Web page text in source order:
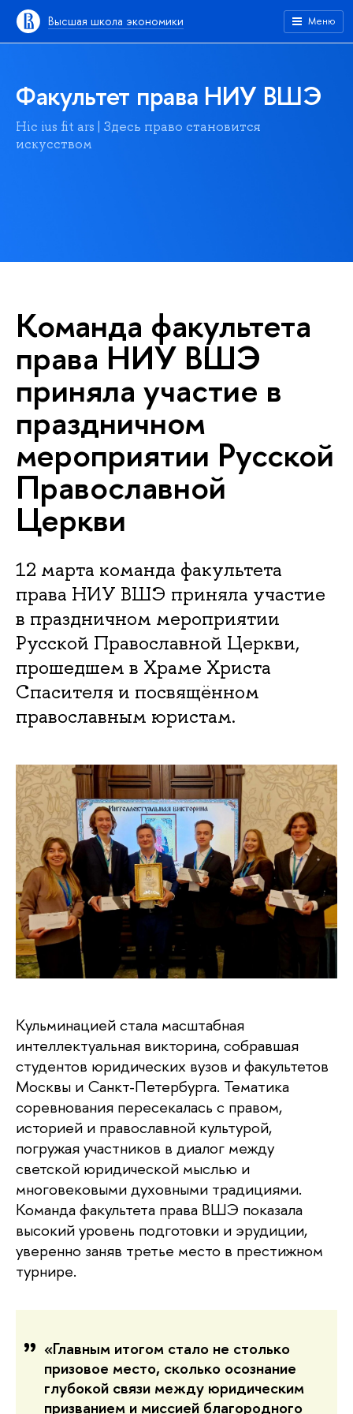
Высшая школа экономики Меню
Факультет права НИУ ВШЭ
Hic ius fit ars | Здесь право становится
искусством
Команда факультета
права НИУ ВШЭ
приняла участие в
праздничном
мероприятии Русской
Православной
Церкви
12 марта команда факультета
права НИУ ВШЭ приняла участие
в праздничном мероприятии
Русской Православной Церкви,
прошедшем в Храме Христа
Спасителя и посвящённом
православным юристам.
Кульминацией стала масштабная
интеллектуальная викторина, собравшая
студентов юридических вузов и факультетов
Москвы и Санкт-Петербурга. Тематика
соревнования пересекалась с правом,
историей и православной культурой,
погружая участников в диалог между
светской юридической мыслью и
многовековыми духовными традициями.
Команда факультета права ВШЭ показала
высокий уровень подготовки и эрудиции,
уверенно заняв третье место в престижном
турнире.
«Главным итогом стало не столько
призовое место, сколько осознание
глубокой связи между юридическим
призванием и миссией благородного